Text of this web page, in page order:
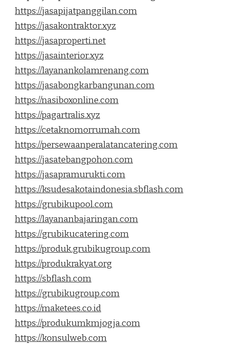
https://jasapijatpanggilan.com
https://jasakontraktor.xyz
https://jasaproperti.net
https://jasainterior.xyz
https://layanankolamrenang.com
https://jasabongkarbangunan.com
https://nasiboxonline.com
https://pagartralis.xyz
https://cetaknomorrumah.com
https://persewaanperalatancatering.com
https://jasatebangpohon.com
https://jasapramurukti.com
https://ksudesakotaindonesia.sbflash.com
https://grubikupool.com
https://layananbajaringan.com
https://grubikucatering.com
https://produk.grubikugroup.com
https://produkrakyat.org
https://sbflash.com
https://grubikugroup.com
https://maketees.co.id
https://produkumkmjogja.com
https://konsulweb.com